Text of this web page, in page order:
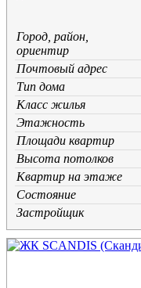
Город, район,
ориентир
Почтовый адрес
Тип дома
Класс жилья
Этажность
Площади квартир
Высота потолков
Квартир на этаже
Состояние
Застройщик